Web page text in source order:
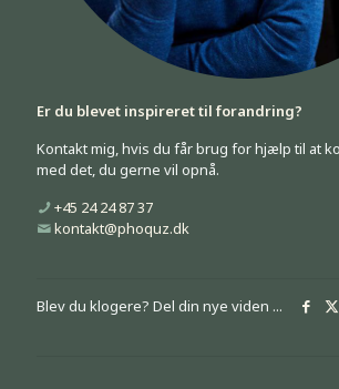
Er du blevet inspireret til forandring?
Kontakt mig, hvis du får brug for hjælp til at
med det, du gerne vil opnå.
+45 24 24 87 37
kontakt@phoquz.dk
Blev du klogere? Del din nye viden ...